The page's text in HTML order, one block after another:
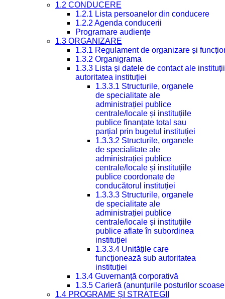
1.2 CONDUCERE
1.2.1 Lista persoanelor din conducere
1.2.2 Agenda conducerii
Programare audiențe
1.3 ORGANIZARE
1.3.1 Regulament de organizare și
1.3.2 Organigrama
1.3.3 Lista și datele de contact ale
autoritatea instituției
1.3.3.1 Structurile, organele
de specialitate ale
administrației publice
centrale/locale și instituțiile
publice finanțate total sau
parțial prin bugetul instituției
1.3.3.2 Structurile, organele
de specialitate ale
administrației publice
centrale/locale și instituțiile
publice coordonate de
conducătorul instituției
1.3.3.3 Structurile, organele
de specialitate ale
administrației publice
centrale/locale și instituțiile
publice aflate în subordinea
instituției
1.3.3.4 Unitățile care
funcționează sub autoritatea
instituției
1.3.4 Guvernanță corporativă
1.3.5 Carieră (anunțurile posturilor
1.4 PROGRAME ȘI STRATEGII